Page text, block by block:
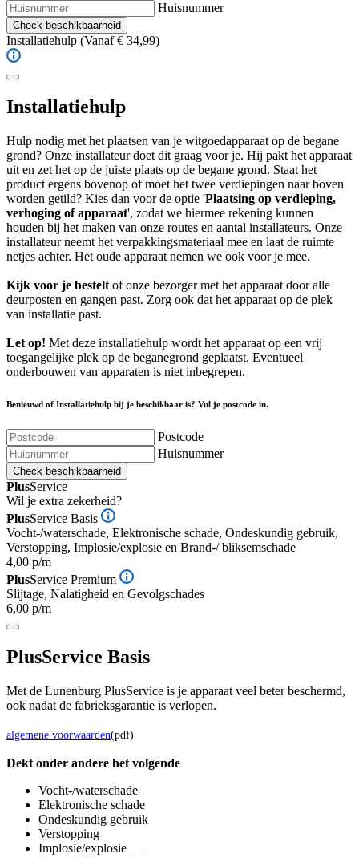
Huisnummer
Check beschikbaarheid
Installatiehulp (Vanaf € 34,99)
Installatiehulp
Hulp nodig met het plaatsen van je witgoedapparaat op de begane
grond? Onze installateur doet dit graag voor je. Hij pakt het apparaat
uit en zet het op de juiste plaats op de begane grond. Staat het
product ergens bovenop of moet het twee verdiepingen naar boven
worden getild? Kies dan voor de optie 'Plaatsing op verdieping,
verhoging of apparaat', zodat we hiermee rekening kunnen
houden bij het maken van onze routes en aantal installateurs. Onze
installateur neemt het verpakkingsmateriaal mee en laat de ruimte
netjes achter. Het oude apparaat nemen we ook voor je mee.
Kijk voor je bestelt of onze bezorger met het apparaat door alle
deurposten en gangen past. Zorg ook dat het apparaat op de plek
van installatie past.
Let op! Met deze installatiehulp wordt het apparaat op een vrij
toegangelijke plek op de beganegrond geplaatst. Eventueel
onderbouwen van apparaten is niet inbegrepen.
Benieuwd of Installatiehulp bij je beschikbaar is? Vul je postcode in.
Postcode
Huisnummer
Check beschikbaarheid
PlusService
Wil je extra zekerheid?
PlusService Basis
Vocht-/waterschade, Elektronische schade, Ondeskundig gebruik,
Verstopping, Implosie/explosie en Brand-/ bliksemschade
4,00 p/m
PlusService Premium
Slijtage, Nalatigheid en Gevolgschades
6,00 p/m
PlusService Basis
Met de Lunenburg PlusService is je apparaat veel beter beschermd,
ook nadat de fabrieksgarantie is verlopen.
algemene voorwaarden(pdf)
Dekt onder andere het volgende
Vocht-/waterschade
Elektronische schade
Ondeskundig gebruik
Verstopping
Implosie/explosie